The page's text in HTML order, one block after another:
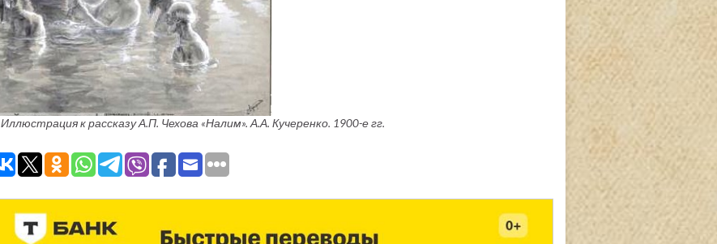
Иллюстрация к рассказу А.П. Чехова «Налим». А.А. Кучеренко. 1900-е гг.